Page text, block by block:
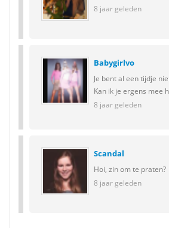
8 jaar geleden
Babygirlvo
Je bent al een tijdje
Kan ik je ergens mee
8 jaar geleden
Scandal
Hoi, zin om te praten?
8 jaar geleden